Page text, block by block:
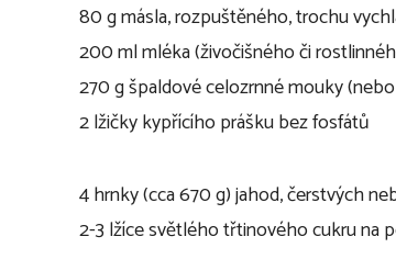
80 g másla, rozpuštěného, trochu
200 ml mléka (živočišného či
270 g špaldové celozrnné mouky
2 lžičky kypřícího prášku bez fosfátů
4 hrnky (cca 670 g) jahod, čerstvých
2-3 lžíce světlého třtinového cukru na